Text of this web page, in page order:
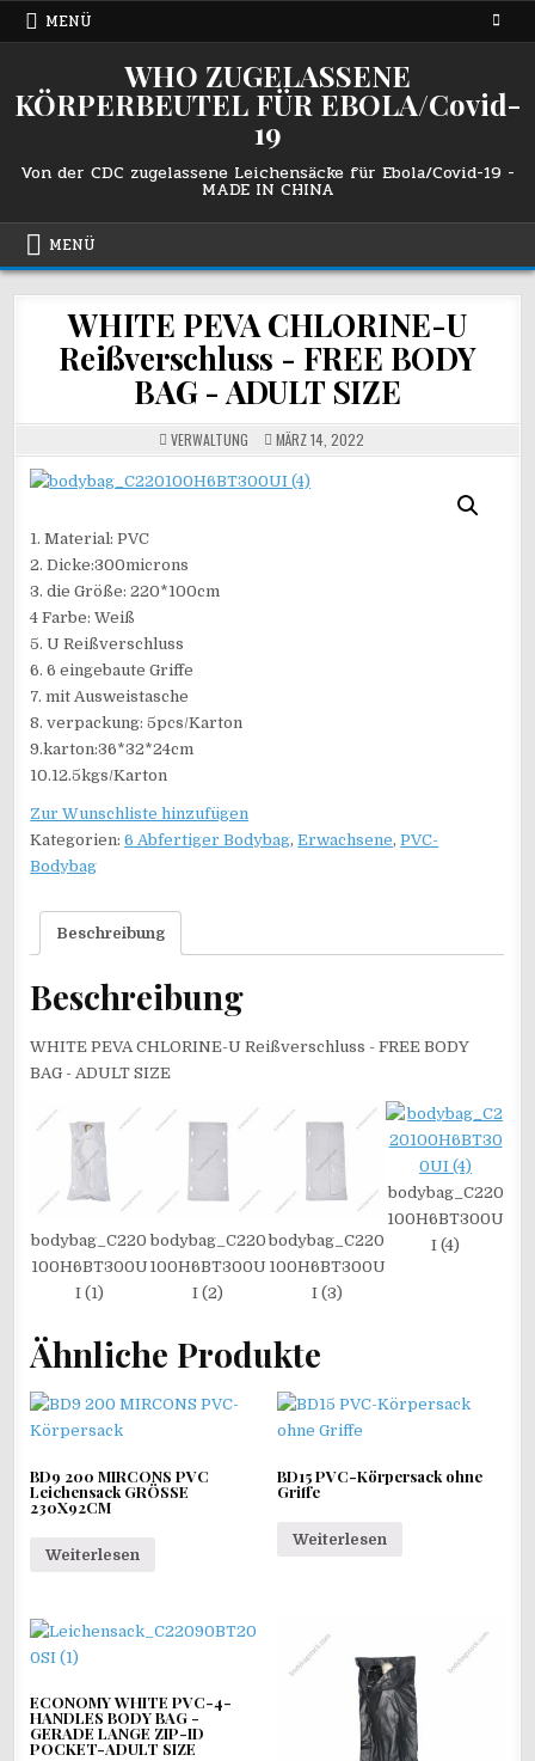
Zum
Inhalt
MENÜ
WHO ZUGELASSENE
KÖRPERBEUTEL FÜR EBOLA/Covid-
19
Von der CDC zugelassene Leichensäcke für Ebola/Covid-19 -
MADE IN CHINA
MENÜ
WHITE PEVA CHLORINE-U
Reißverschluss - FREE BODY
BAG - ADULT SIZE
VERWALTUNG MÄRZ 14, 2022
1. Material: PVC
2. Dicke:300microns
3. die Größe: 220*100cm
4 Farbe: Weiß
5. U Reißverschluss
6. 6 eingebaute Griffe
7. mit Ausweistasche
8. verpackung: 5pcs/Karton
9.karton:36*32*24cm
10.12.5kgs/Karton
Zur Wunschliste hinzufügen
Kategorien:6 Abfertiger Bodybag,Erwachsene,PVC-
Bodybag
Beschreibung
Beschreibung
WHITE PEVA CHLORINE-U Reißverschluss - FREE BODY
BAG - ADULT SIZE
bodybag_C220
100H6BT300U
I (1)
bodybag_C220
100H6BT300U
I (2)
bodybag_C220
100H6BT300U
I (3)
bodybag_C220
100H6BT300U
I (4)
Ähnliche Produkte
BD9 200 MIRCONS PVC
Leichensack GRÖSSE
230X92CM
Weiterlesen
BD15 PVC-Körpersack ohne
Griffe
Weiterlesen
ECONOMY WHITE PVC-4-
HANDLES BODY BAG -
GERADE LANGE ZIP-ID
POCKET-ADULT SIZE